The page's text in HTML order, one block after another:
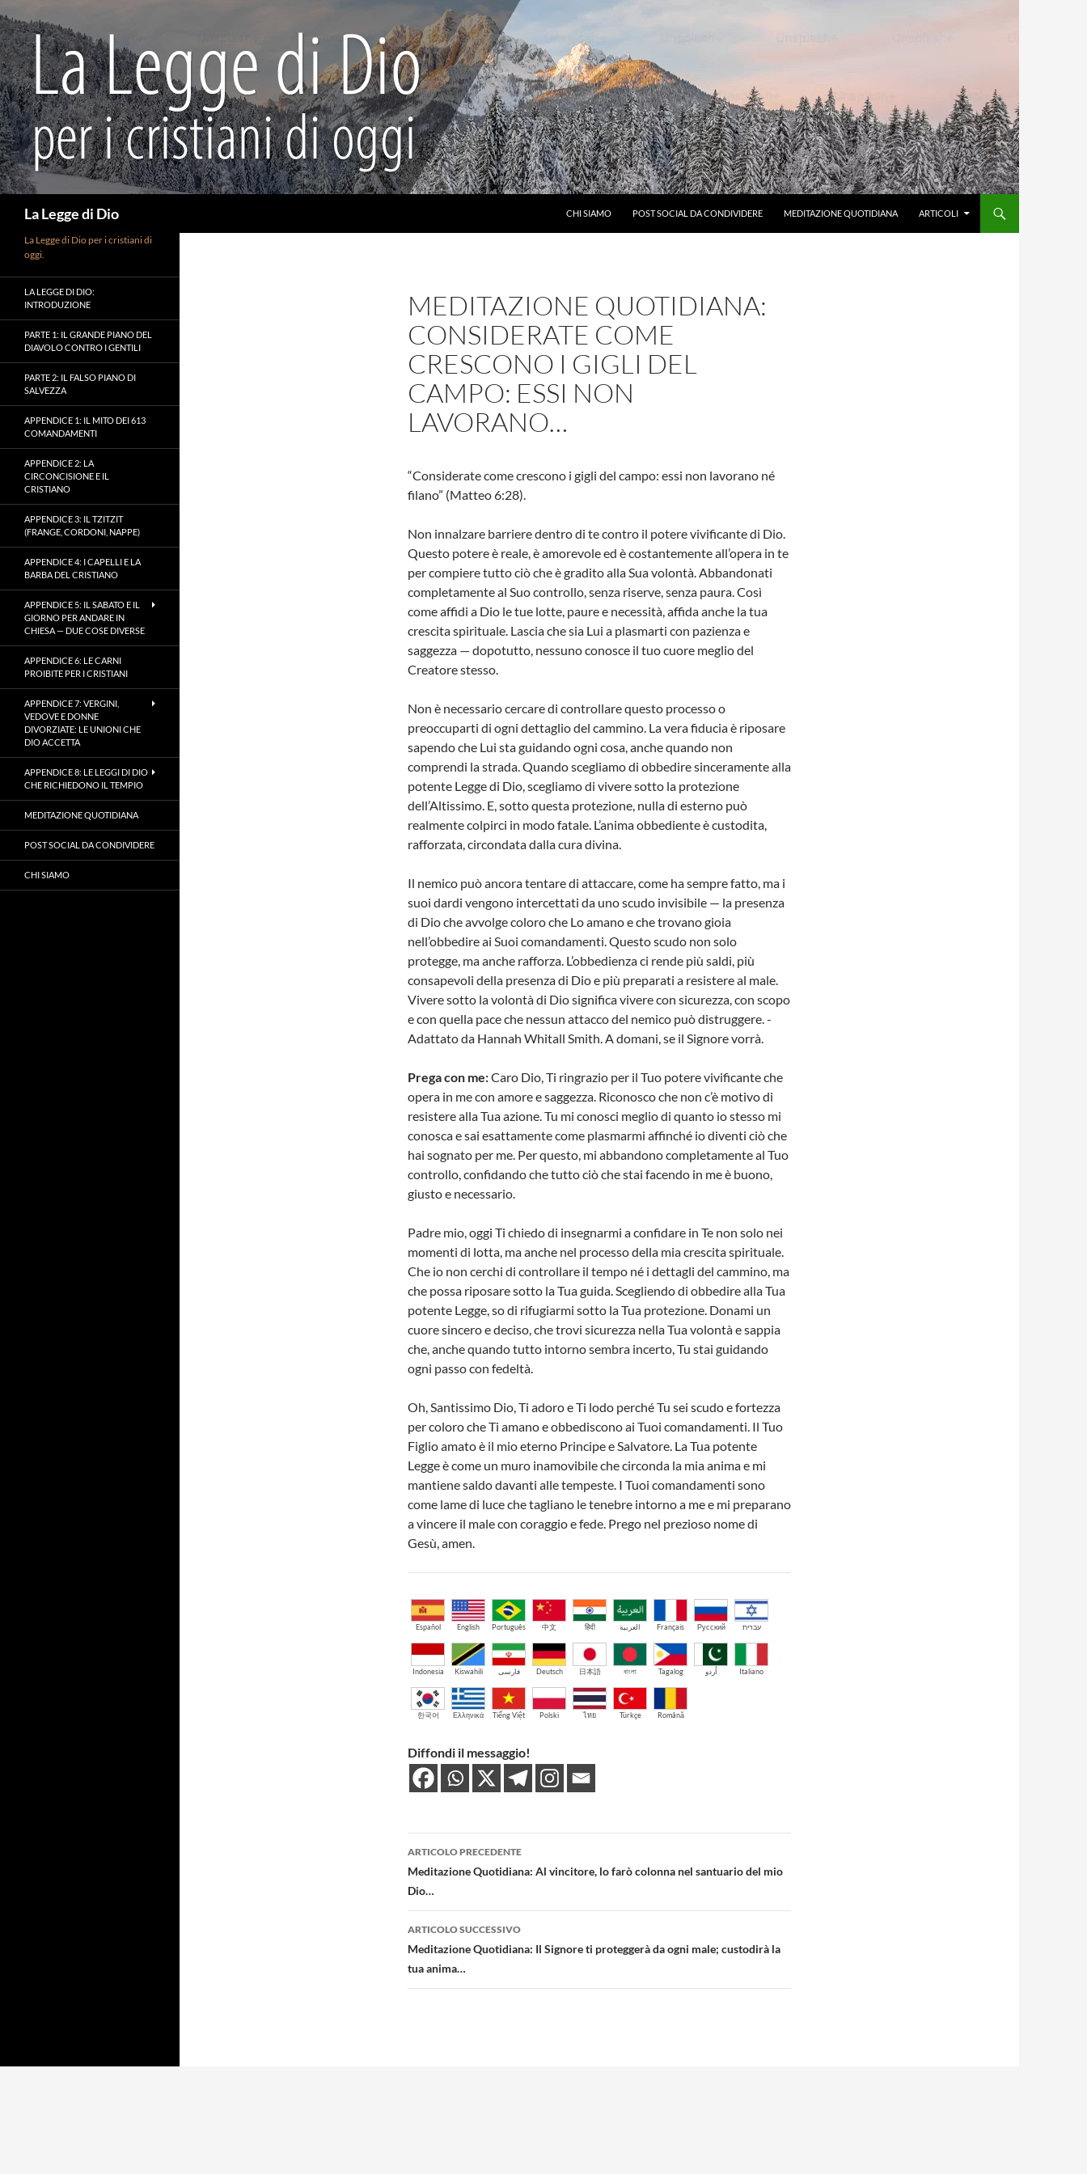
al
contenuto
La Legge di Dio CHI SIAMO POST SOCIAL DA CONDIVIDERE MEDITAZIONE QUOTIDIANA ARTICOLI
MEDITAZIONE QUOTIDIANA:
CONSIDERATE COME
CRESCONO I GIGLI DEL
CAMPO: ESSI NON
LAVORANO…
“Considerate come crescono i gigli del campo: essi non lavorano né
filano” (Matteo 6:28).
Non innalzare barriere dentro di te contro il potere vivificante di Dio.
Questo potere è reale, è amorevole ed è costantemente all’opera in te
per compiere tutto ciò che è gradito alla Sua volontà. Abbandonati
completamente al Suo controllo, senza riserve, senza paura. Così
come affidi a Dio le tue lotte, paure e necessità, affida anche la tua
crescita spirituale. Lascia che sia Lui a plasmarti con pazienza e
saggezza — dopotutto, nessuno conosce il tuo cuore meglio del
Creatore stesso.
Non è necessario cercare di controllare questo processo o
preoccuparti di ogni dettaglio del cammino. La vera fiducia è riposare
sapendo che Lui sta guidando ogni cosa, anche quando non
comprendi la strada. Quando scegliamo di obbedire sinceramente alla
potente Legge di Dio, scegliamo di vivere sotto la protezione
dell’Altissimo. E, sotto questa protezione, nulla di esterno può
realmente colpirci in modo fatale. L’anima obbediente è custodita,
rafforzata, circondata dalla cura divina.
Il nemico può ancora tentare di attaccare, come ha sempre fatto, ma i
suoi dardi vengono intercettati da uno scudo invisibile — la presenza
di Dio che avvolge coloro che Lo amano e che trovano gioia
nell’obbedire ai Suoi comandamenti. Questo scudo non solo
protegge, ma anche rafforza. L’obbedienza ci rende più saldi, più
consapevoli della presenza di Dio e più preparati a resistere al male.
Vivere sotto la volontà di Dio significa vivere con sicurezza, con scopo
e con quella pace che nessun attacco del nemico può distruggere. -
Adattato da Hannah Whitall Smith. A domani, se il Signore vorrà.
Prega con me:Caro Dio, Ti ringrazio per il Tuo potere vivificante che
opera in me con amore e saggezza. Riconosco che non c’è motivo di
resistere alla Tua azione. Tu mi conosci meglio di quanto io stesso mi
conosca e sai esattamente come plasmarmi affinché io diventi ciò che
hai sognato per me. Per questo, mi abbandono completamente al Tuo
controllo, confidando che tutto ciò che stai facendo in me è buono,
giusto e necessario.
Padre mio, oggi Ti chiedo di insegnarmi a confidare in Te non solo nei
momenti di lotta, ma anche nel processo della mia crescita spirituale.
Che io non cerchi di controllare il tempo né i dettagli del cammino, ma
che possa riposare sotto la Tua guida. Scegliendo di obbedire alla Tua
potente Legge, so di rifugiarmi sotto la Tua protezione. Donami un
cuore sincero e deciso, che trovi sicurezza nella Tua volontà e sappia
che, anche quando tutto intorno sembra incerto, Tu stai guidando
ogni passo con fedeltà.
Oh, Santissimo Dio, Ti adoro e Ti lodo perché Tu sei scudo e fortezza
per coloro che Ti amano e obbediscono ai Tuoi comandamenti. Il Tuo
Figlio amato è il mio eterno Principe e Salvatore. La Tua potente
Legge è come un muro inamovibile che circonda la mia anima e mi
mantiene saldo davanti alle tempeste. I Tuoi comandamenti sono
come lame di luce che tagliano le tenebre intorno a me e mi preparano
a vincere il male con coraggio e fede. Prego nel prezioso nome di
Gesù, amen.
Español English Português 中文 हिंदी العربية Français Русский עברית
Indonesia Kiswahili فارسی Deutsch 日本語 বাংলা Tagalog اُردو Italiano
한국어 Ελληνικά Tiếng Việt Polski ไทย Türkçe Română
Diffondi il messaggio!
Navigazione
articolo
ARTICOLO PRECEDENTE
Meditazione Quotidiana: Al vincitore, lo farò colonna nel santuario del mio
Dio…
ARTICOLO SUCCESSIVO
Meditazione Quotidiana: Il Signore ti proteggerà da ogni male; custodirà la
tua anima…
La Legge di Dio per i cristiani di
oggi.
LA LEGGE DI DIO:
INTRODUZIONE
PARTE 1: IL GRANDE PIANO DEL
DIAVOLO CONTRO I GENTILI
PARTE 2: IL FALSO PIANO DI
SALVEZZA
APPENDICE 1: IL MITO DEI 613
COMANDAMENTI
APPENDICE 2: LA
CIRCONCISIONE E IL
CRISTIANO
APPENDICE 3: IL TZITZIT
(FRANGE, CORDONI, NAPPE)
APPENDICE 4: I CAPELLI E LA
BARBA DEL CRISTIANO
APPENDICE 5: IL SABATO E IL
GIORNO PER ANDARE IN
CHIESA — DUE COSE DIVERSE
APPENDICE 6: LE CARNI
PROIBITE PER I CRISTIANI
APPENDICE 7: VERGINI,
VEDOVE E DONNE
DIVORZIATE: LE UNIONI CHE
DIO ACCETTA
APPENDICE 8: LE LEGGI DI DIO
CHE RICHIEDONO IL TEMPIO
MEDITAZIONE QUOTIDIANA
POST SOCIAL DA CONDIVIDERE
CHI SIAMO